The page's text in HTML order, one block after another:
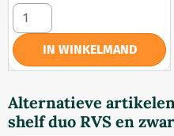
Materiaal Massief eiken Kleur
Old grey Breedte 60 en 80 cm
Aantal kiezen voor Wall
IN WINKELMAND
Alternatieve
shelf duo RVS en